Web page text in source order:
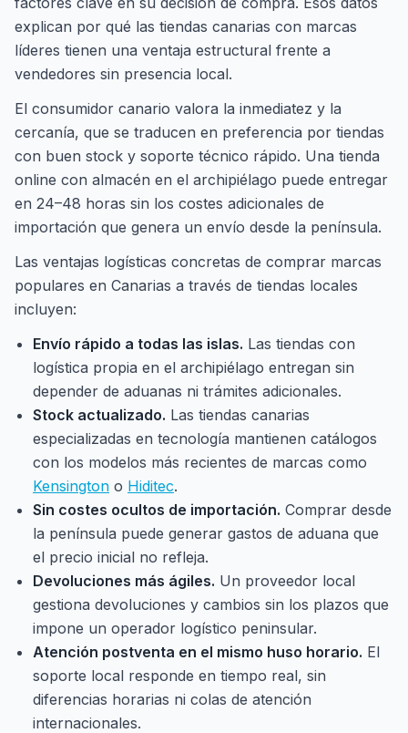
explican por qué las tiendas canarias con marcas
líderes tienen una ventaja estructural frente a
vendedores sin presencia local.
El consumidor canario valora la inmediatez y la
cercanía, que se traducen en preferencia por tiendas
con buen stock y soporte técnico rápido. Una tienda
online con almacén en el archipiélago puede entregar
en 24–48 horas sin los costes adicionales de
importación que genera un envío desde la península.
Las ventajas logísticas concretas de comprar marcas
populares en Canarias a través de tiendas locales
incluyen:
Envío rápido a todas las islas. Las tiendas con
logística propia en el archipiélago entregan sin
depender de aduanas ni trámites adicionales.
Stock actualizado. Las tiendas canarias
especializadas en tecnología mantienen catálogos
con los modelos más recientes de marcas como
Kensington o Hiditec.
Sin costes ocultos de importación. Comprar desde
la península puede generar gastos de aduana que
el precio inicial no refleja.
Devoluciones más ágiles. Un proveedor local
gestiona devoluciones y cambios sin los plazos que
impone un operador logístico peninsular.
Atención postventa en el mismo huso horario. El
soporte local responde en tiempo real, sin
diferencias horarias ni colas de atención
internacionales.